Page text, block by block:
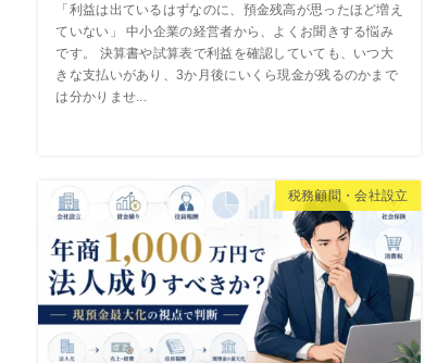
「利益は出ているはずなのに、預金残高が思ったほど増え
ていない」 中小企業の経営者から、よくお聞きする悩み
です。 決算書や試算表で利益を確認していても、いつ大
きな支払いがあり、3か月後にいくら現金が残るのかまで
は分かりませ...
税務顧問・会社設立